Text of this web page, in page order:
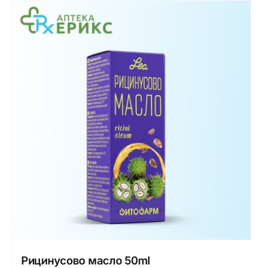
Рицинусово масло 50ml